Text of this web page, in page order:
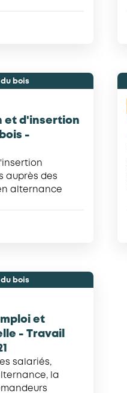
bois
et d'insertion
-
auprès des
alternance
bois
et
- Travail
salariés,
la